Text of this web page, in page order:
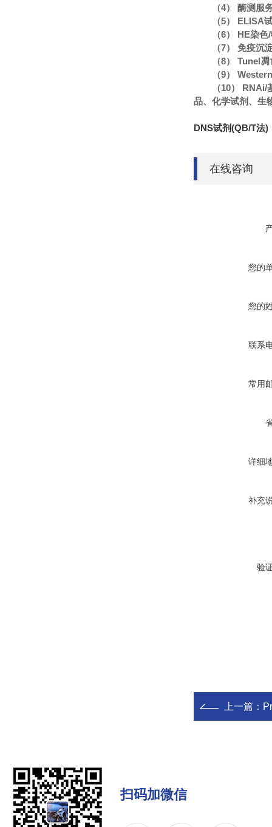
（4） 酶测服
（5） ELISA
（6） HE染
（7） 免疫沉
（8） Tunel
（9）
（10）
品、化学试剂、生
DNS试剂(QB/T法)
在线咨询
您的
您的
联系
常用
详细
补充
验
上一篇：
扫码加微信